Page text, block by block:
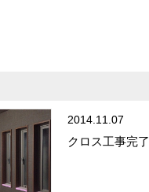
2014.11.07
クロス工事完了